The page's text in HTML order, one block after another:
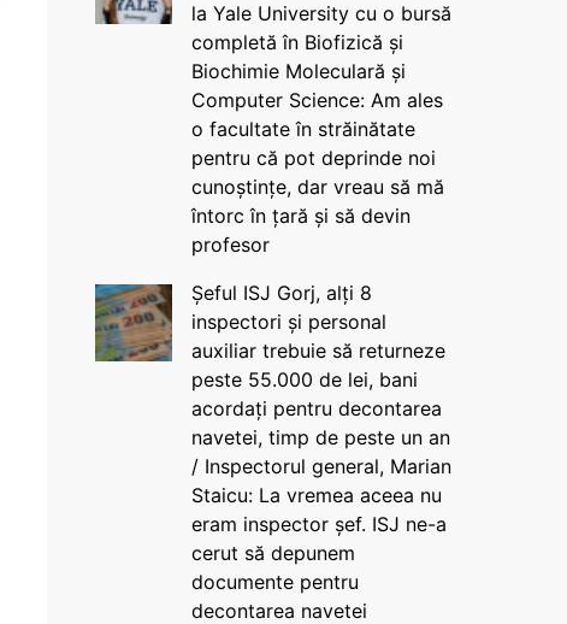
la Yale University cu o bursă
completă în Biofizică și
Biochimie Moleculară și
Computer Science: Am ales
o facultate în străinătate
pentru că pot deprinde noi
cunoștințe, dar vreau să mă
întorc în țară și să devin
profesor
Șeful ISJ Gorj, alți 8
inspectori și personal
auxiliar trebuie să returneze
peste 55.000 de lei, bani
acordați pentru decontarea
navetei, timp de peste un an
/ Inspectorul general, Marian
Staicu: La vremea aceea nu
eram inspector șef. ISJ ne-a
cerut să depunem
documente pentru
decontarea navetei